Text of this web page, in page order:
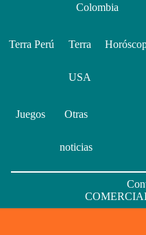
Colombia
Terra Perú Terra
USA
Juegos Otras
noticias